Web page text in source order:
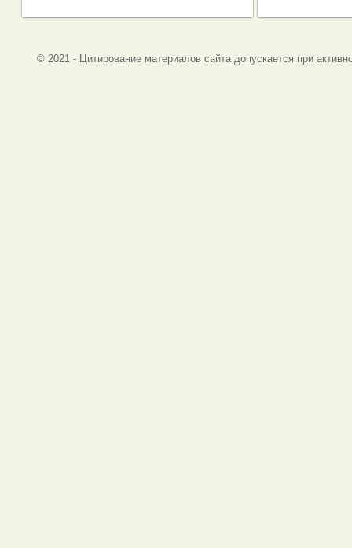
© 2021 - Цитирование материалов сайта допускается при